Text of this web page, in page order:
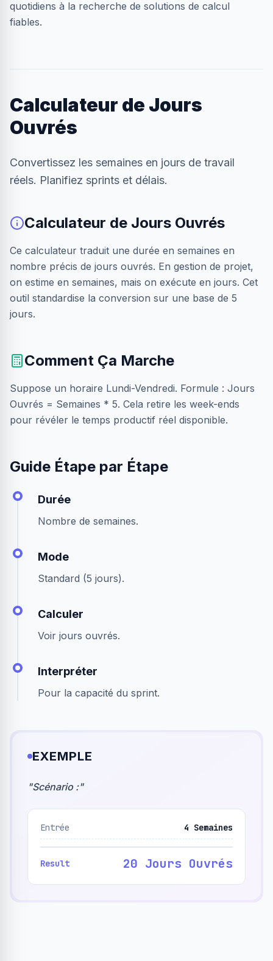
quotidiens à la recherche de solutions de calcul
fiables.
Calculateur de Jours
Ouvrés
Convertissez les semaines en jours de travail
réels. Planifiez sprints et délais.
Calculateur de Jours Ouvrés
Ce calculateur traduit une durée en semaines en
nombre précis de jours ouvrés. En gestion de projet,
on estime en semaines, mais on exécute en jours. Cet
outil standardise la conversion sur une base de 5
jours.
Comment Ça Marche
Suppose un horaire Lundi-Vendredi. Formule : Jours
Ouvrés = Semaines * 5. Cela retire les week-ends
pour révéler le temps productif réel disponible.
Guide Étape par Étape
Durée
Nombre de semaines.
Mode
Standard (5 jours).
Calculer
Voir jours ouvrés.
Interpréter
Pour la capacité du sprint.
EXEMPLE
"Scénario :"
Entrée 4 Semaines
Result 20 Jours Ouvrés